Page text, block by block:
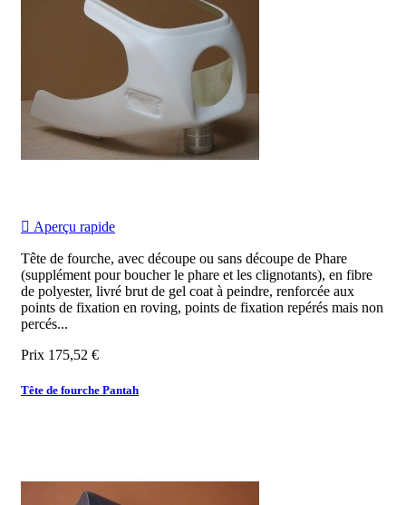
 Aperçu rapide
Tête de fourche, avec découpe ou sans découpe de Phare
(supplément pour boucher le phare et les clignotants), en fibre
de polyester, livré brut de gel coat à peindre, renforcée aux
points de fixation en roving, points de fixation repérés mais non
percés...
Prix 175,52 €
Tête de fourche Pantah